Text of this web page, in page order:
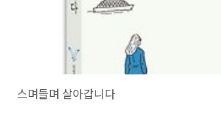
스며들며 살아갑니다